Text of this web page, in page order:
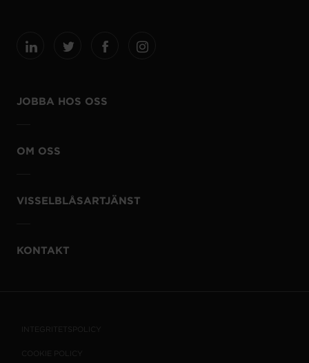
JOBBA HOS OSS
OM OSS
VISSELBLÅSARTJÄNST
KONTAKT
INTEGRITETSPOLICY
COOKIE POLICY